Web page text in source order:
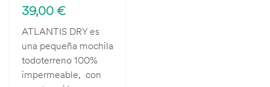
39,00 €
ATLANTIS DRY es
una pequeña mochila
todoterreno 100%
impermeable, con